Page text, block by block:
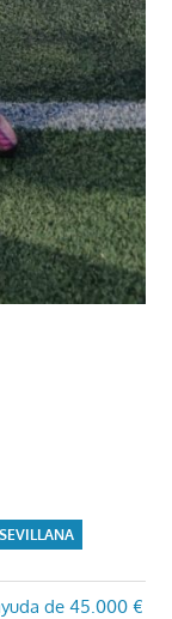
SEVILLANA
de 45.000 €